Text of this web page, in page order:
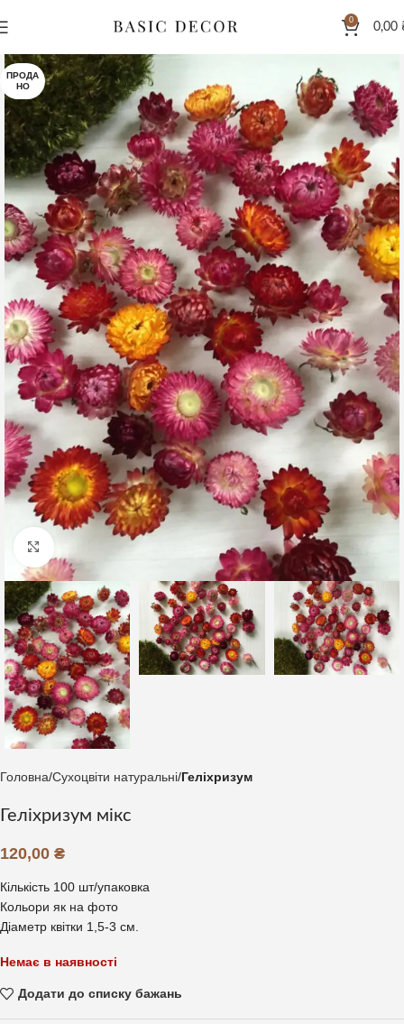
0
0,00
ПРОДА
НО
Головна Сухоцвіти натуральні Геліхризум
Геліхризум мікс
120,00 ₴
Кількість 100 шт/упаковка
Кольори як на фото
Діаметр квітки 1,5-3 см.
Немає в наявності
Додати до списку бажань